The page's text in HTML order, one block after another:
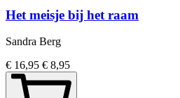
Het meisje bij het raam
Sandra Berg
€ 16,95 € 8,95